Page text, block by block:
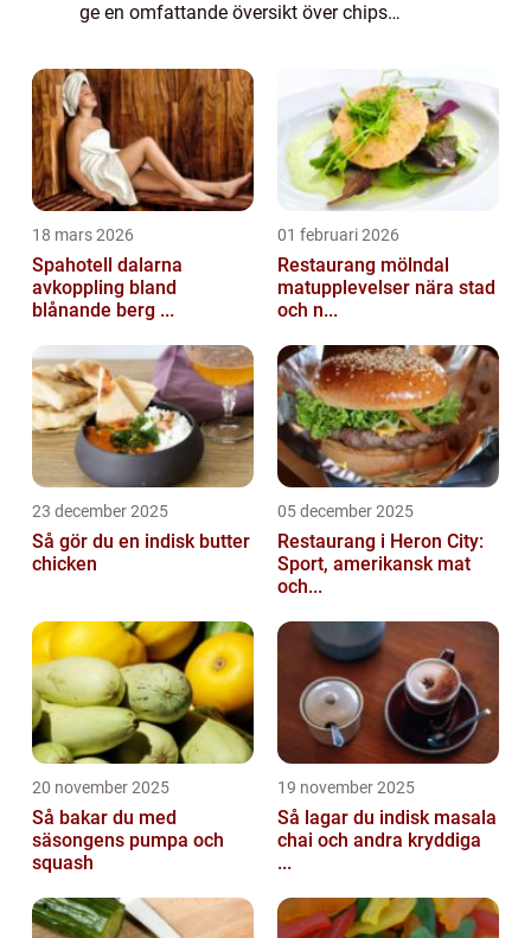
ge en omfattande översikt över chips
kvantitativa mätningar och undersöka den
historis...
18 mars 2026
Spahotell dalarna
avkoppling bland
blånande berg ...
01 februari 2026
Restaurang mölndal
matupplevelser nära stad
och n...
23 december 2025
Så gör du en indisk butter
chicken
05 december 2025
Restaurang i Heron City:
Sport, amerikansk mat
och...
20 november 2025
Så bakar du med
säsongens pumpa och
squash
19 november 2025
Så lagar du indisk masala
chai och andra kryddiga
...